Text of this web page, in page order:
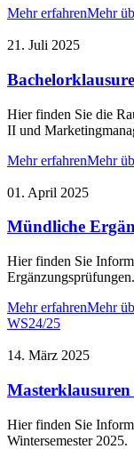
Mehr erfahrenMehr
21. Juli 2025
Hier finden Sie die
II und
Mehr erfahrenMehr
01. April 2025
Mündliche
Hier finden Sie
Ergänzungsprüfungen.
Mehr erfahrenMehr
WS24/25
14. März 2025
Hier finden Sie
Wintersemester 2025.